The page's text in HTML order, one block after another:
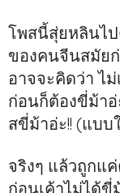
โพสนี้สุ่ยหลินไ
ของคนจีนสมัย
อาจจะคิดว่า ไ
ก่อนก็ต้องขี่ม้า
สขี่ม้าอ่ะ!! (แบบ
จริงๆ แล้วถูกแ
ก่อนเค้าไม่ได้ขี่